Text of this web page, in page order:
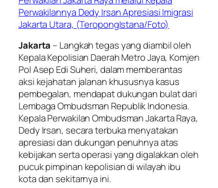
Jakarta – Langkah tegas yang diambil oleh
Kepala Kepolisian Daerah Metro Jaya, Komjen
Pol Asep Edi Suheri, dalam memberantas
aksi kejahatan jalanan khususnya kasus
pembegalan, mendapat dukungan bulat dari
Lembaga Ombudsman Republik Indonesia.
Kepala Perwakilan Ombudsman Jakarta Raya,
Dedy Irsan, secara terbuka menyatakan
apresiasi dan dukungan penuhnya atas
kebijakan serta operasi yang digalakkan oleh
pucuk pimpinan kepolisian di wilayah ibu
kota dan sekitarnya ini.